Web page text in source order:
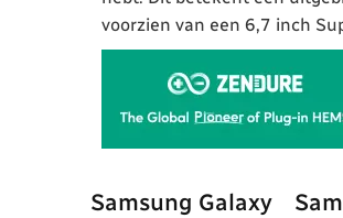
voorzien van een 6,7 inch
Samsung Galaxy